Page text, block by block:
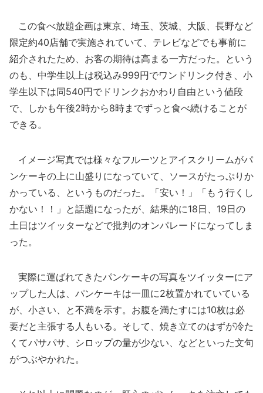
この食べ放題企画は東京、埼玉、茨城、大阪、長野など
限定約40店舗で実施されていて、テレビなどでも事前に
紹介されたため、お客の期待は高まる一方だった。という
のも、中学生以上は税込み999円でワンドリンク付き、小
学生以下は同540円でドリンクおかわり自由という値段
で、しかも午後2時から8時までずっと食べ続けることが
できる。
イメージ写真では様々なフルーツとアイスクリームがパ
ンケーキの上に山盛りになっていて、ソースがたっぷりか
かっている、というものだった。「安い！」「もう行くし
かない！！」と話題になったが、結果的に18日、19日の
土日はツイッターなどで批判のオンパレードになってしま
った。
実際に運ばれてきたパンケーキの写真をツイッターにア
ップした人は、パンケーキは一皿に2枚置かれていている
が、小さい、と不満を示す。お腹を満たすには10枚は必
要だと主張する人もいる。そして、焼き立てのはずが冷た
くてパサパサ、シロップの量が少ない、などといった文句
がつぶやかれた。